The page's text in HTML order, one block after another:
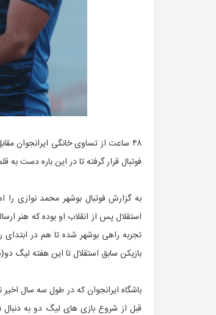
۴۸ ساعت از تساوی خانگی ایرانجوان
فوتبال قرار گرفته تا در این باره دست به
به گزارش فوتبال بوشهر محمد نوازی
استقلال پس از انقلاب او بوده که هنر
تجربه راهی بوشهر شده تا هم در ابتدای
بازیکن سابق استقلال تا این هفته لیگ
باشگاه ایرانجوان که در طول سه سال
قبل از شروع بازی های لیگ دو به دنبال